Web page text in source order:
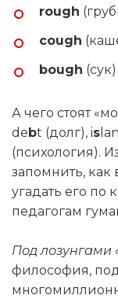
rough
cough
bough
А чего стоят
debt (долг), is
(психология).
запомнить, как
угадать его по
педагогам
Под лозунгами
философия,